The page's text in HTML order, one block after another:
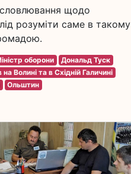
щодо
розуміти саме в такому
оборони
Дональд Туск
Волині та в Східній Галичині
Ольштин